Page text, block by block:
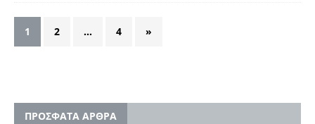
1 2 … 4 »
ΠΡΟΣΦΑΤΑ ΑΡΘΡΑ